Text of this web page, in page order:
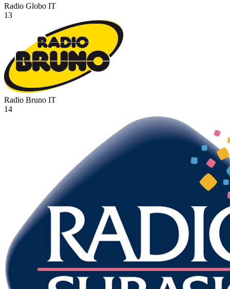
Radio Globo IT
13
Radio Bruno IT
14